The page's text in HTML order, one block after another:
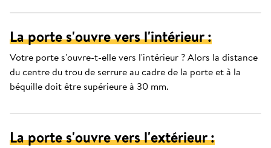
La porte s'ouvre vers l'intérieur :
Votre porte s'ouvre-t-elle vers l'intérieur ? Alors la distance
du centre du trou de serrure au cadre de la porte et à la
béquille doit être supérieure à 30 mm.
La porte s'ouvre vers l'extérieur :